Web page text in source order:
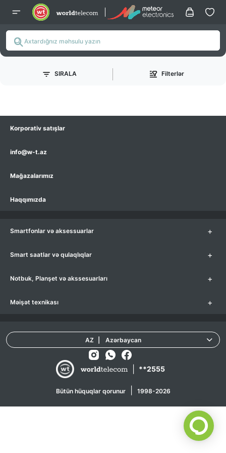
SIRALA Filterlər
Korporativ satışlar
info@w-t.az
Mağazalarımız
Haqqımızda
Smartfonlar və aksessuarlar +
Smart saatlar və qulaqlıqlar +
Notbuk, Planşet və akssesuarları +
Məişət texnikası +
**2555
Bütün hüquqlar qorunur 1998-2026
AZ Azərbaycan